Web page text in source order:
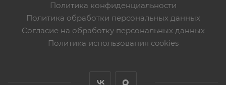
Политика конфиденциальности
Политика обработки персональных данных
Согласие на обработку персональных данных
Политика использования cookies